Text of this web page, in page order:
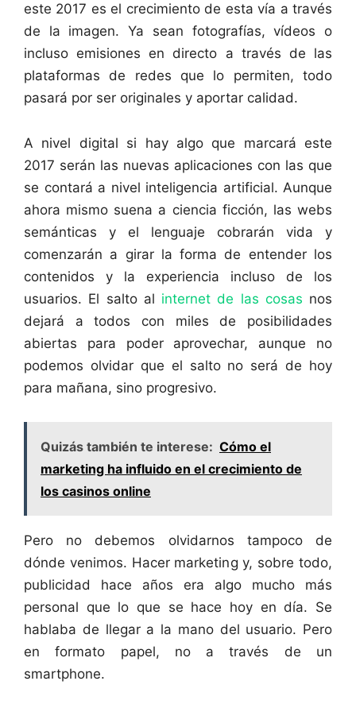
este 2017 es el crecimiento de esta vía a través
de la imagen. Ya sean fotografías, vídeos o
incluso emisiones en directo a través de las
plataformas de redes que lo permiten, todo
pasará por ser originales y aportar calidad.
A nivel digital si hay algo que marcará este
2017 serán las nuevas aplicaciones con las que
se contará a nivel inteligencia artificial. Aunque
ahora mismo suena a ciencia ficción, las webs
semánticas y el lenguaje cobrarán vida y
comenzarán a girar la forma de entender los
contenidos y la experiencia incluso de los
usuarios. El salto al internet de las cosas nos
dejará a todos con miles de posibilidades
abiertas para poder aprovechar, aunque no
podemos olvidar que el salto no será de hoy
para mañana, sino progresivo.
Quizás también te interese: Cómo el
marketing ha influido en el crecimiento de
los casinos online
Pero no debemos olvidarnos tampoco de
dónde venimos. Hacer marketing y, sobre todo,
publicidad hace años era algo mucho más
personal que lo que se hace hoy en día. Se
hablaba de llegar a la mano del usuario. Pero
en formato papel, no a través de un
smartphone.